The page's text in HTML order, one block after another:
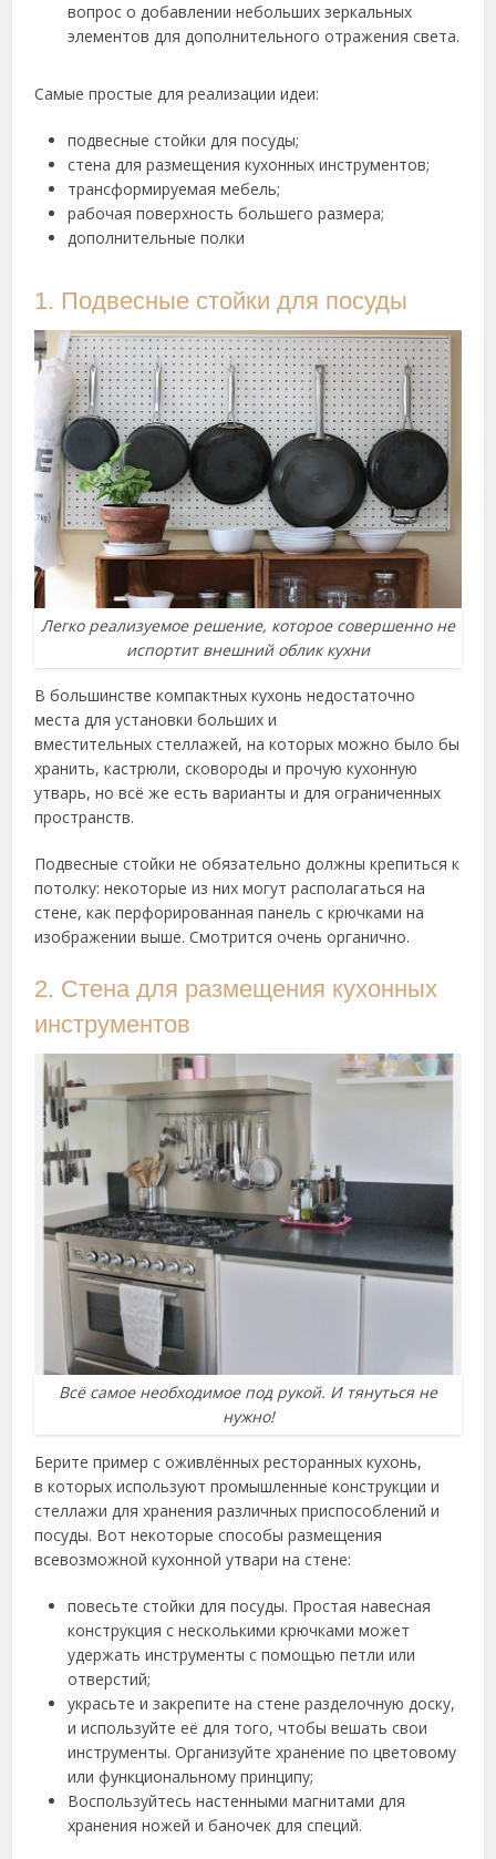
вопрос о добавлении небольших зеркальных
элементов для дополнительного отражения света.
Самые простые для реализации идеи:
подвесные стойки для посуды;
стена для размещения кухонных инструментов;
трансформируемая мебель;
рабочая поверхность большего размера;
дополнительные полки
1. Подвесные стойки для посуды
Легко реализуемое решение, которое совершенно не
испортит внешний облик кухни
В большинстве компактных кухонь недостаточно
места для установки больших и
вместительных стеллажей, на которых можно было бы
хранить, кастрюли, сковороды и прочую кухонную
утварь, но всё же есть варианты и для ограниченных
пространств.
Подвесные стойки не обязательно должны крепиться к
потолку: некоторые из них могут располагаться на
стене, как перфорированная панель с крючками на
изображении выше. Смотрится очень органично.
2. Стена для размещения кухонных
инструментов
Всё самое необходимое под рукой. И тянуться не
нужно!
Берите пример с оживлённых ресторанных кухонь,
в которых используют промышленные конструкции и
стеллажи для хранения различных приспособлений и
посуды. Вот некоторые способы размещения
всевозможной кухонной утвари на стене:
повесьте стойки для посуды. Простая навесная
конструкция с несколькими крючками может
удержать инструменты с помощью петли или
отверстий;
украсьте и закрепите на стене разделочную доску,
и используйте её для того, чтобы вешать свои
инструменты. Организуйте хранение по цветовому
или функциональному принципу;
Воспользуйтесь настенными магнитами для
хранения ножей и баночек для специй.